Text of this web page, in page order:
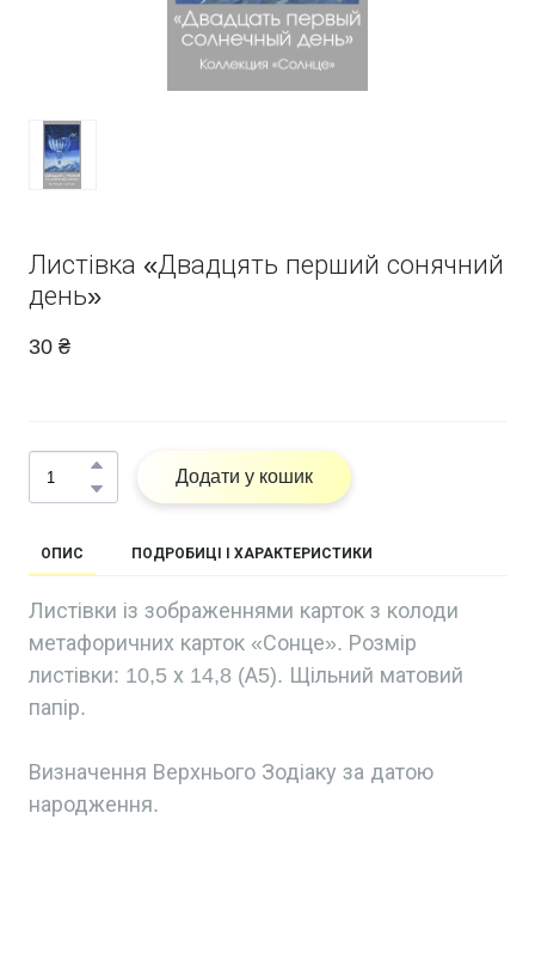
Листівка «Двадцять перший сонячний
день»
30 ₴
Додати у кошик
ОПИС ПОДРОБИЦІ І ХАРАКТЕРИСТИКИ
Листівки із зображеннями карток з колоди
метафоричних карток «Сонце». Розмір
листівки: 10,5 х 14,8 (А5). Щільний матовий
папір.
Визначення Верхнього Зодіаку за датою
народження.